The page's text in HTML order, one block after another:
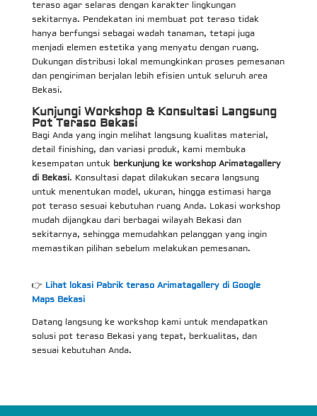
teraso agar selaras dengan karakter lingkungan
sekitarnya. Pendekatan ini membuat pot teraso tidak
hanya berfungsi sebagai wadah tanaman, tetapi juga
menjadi elemen estetika yang menyatu dengan ruang.
Dukungan distribusi lokal memungkinkan proses pemesanan
dan pengiriman berjalan lebih efisien untuk seluruh area
Bekasi.
Kunjungi Workshop & Konsultasi Langsung
Pot Teraso Bekasi
Bagi Anda yang ingin melihat langsung kualitas material,
detail finishing, dan variasi produk, kami membuka
kesempatan untuk berkunjung ke workshop Arimatagallery
di Bekasi. Konsultasi dapat dilakukan secara langsung
untuk menentukan model, ukuran, hingga estimasi harga
pot teraso sesuai kebutuhan ruang Anda. Lokasi workshop
mudah dijangkau dari berbagai wilayah Bekasi dan
sekitarnya, sehingga memudahkan pelanggan yang ingin
memastikan pilihan sebelum melakukan pemesanan.
👉 Lihat lokasi Pabrik teraso Arimatagallery di Google
Maps Bekasi
Datang langsung ke workshop kami untuk mendapatkan
solusi pot teraso Bekasi yang tepat, berkualitas, dan
sesuai kebutuhan Anda.